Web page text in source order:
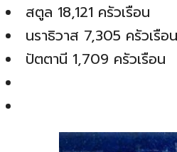
สตูล 18,121 ครัวเรือน
นราธิวาส 7,305 ครัวเรื
ปัตตานี 1,709 ครัวเรือน